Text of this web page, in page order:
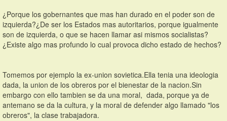
¿Porque los gobernantes que mas han durado en el poder son de
izquierda?¿De ser los Estados mas autoritarios, porque igualmente
son de izquierda, o que se hacen llamar asi mismos socialistas?
¿Existe algo mas profundo lo cual provoca dicho estado de hechos?
Tomemos por ejemplo la ex-union sovietica.Ella tenia una ideologia
dada, la union de los obreros por el bienestar de la nacion.Sin
embargo con ello tambien se da una moral,  dada, porque ya de
antemano se da la cultura, y la moral de defender algo llamado "los
obreros", la clase trabajadora.